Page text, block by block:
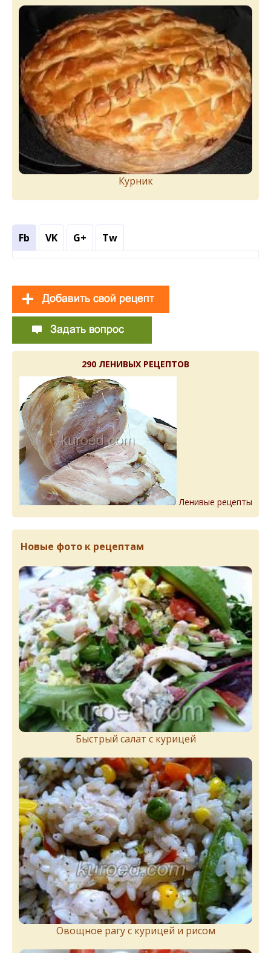
Курник
Fb VK G+ Tw
290 ЛЕНИВЫХ РЕЦЕПТОВ
Ленивые рецепты
Новые фото к рецептам
Быстрый салат с курицей
Овощное рагу с курицей и рисом